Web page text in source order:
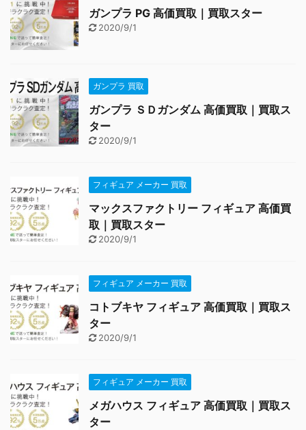
ガンプラ PG 高価買取｜買取スター
2020/9/1
ガンプラ 買取
ガンプラ ＳＤガンダム 高価買取｜買取ス
ター
2020/9/1
フィギュア メーカー 買取
マックスファクトリー フィギュア 高価買
取｜買取スター
2020/9/1
フィギュア メーカー 買取
コトブキヤ フィギュア 高価買取｜買取ス
ター
2020/9/1
フィギュア メーカー 買取
メガハウス フィギュア 高価買取｜買取ス
ター